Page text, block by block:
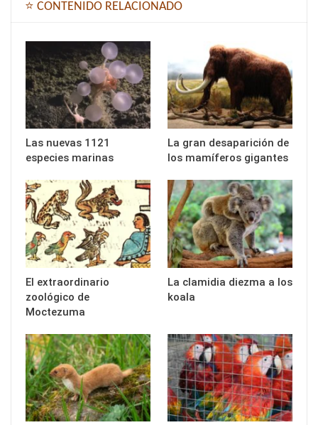
⭐ CONTENIDO RELACIONADO
Las nuevas 1121
especies marinas
La gran desaparición de
los mamíferos gigantes
El extraordinario
zoológico de
Moctezuma
La clamidia diezma a los
koala